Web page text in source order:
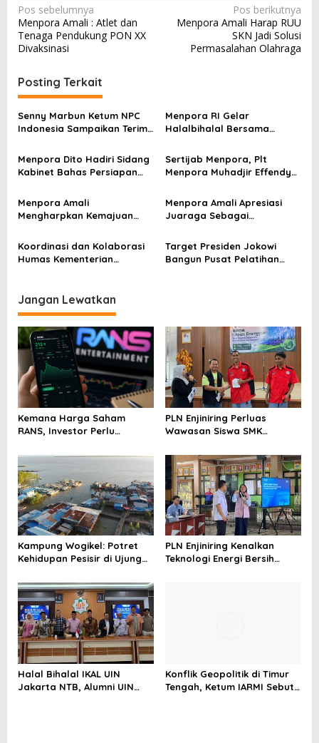
N
a
v
i
g
a
s
i
p
s
Pos sebelumnya
Menpora Amali : Atlet dan
Tenaga Pendukung PON XX
Divaksinasi
Pos berikutnya
Menpora Amali Harap RUU
SKN Jadi Solusi
Permasalahan Olahraga
Posting Terkait
Senny Marbun Ketum NPC
Indonesia Sampaikan Terima
Atas Dukungan Penuhnya
Menpora RI Gelar
Halalbihalal Bersama
Menpora Dito Hadiri Sidang
Kabinet Bahas Persiapan
Sertijab Menpora, Plt
Menpora Muhadjir Effendy
Berjalan dengan Baik
Menpora Amali
Mengharpkan Kemajuan
Menpora Amali Apresiasi
Juaraga Sebagai
merchandise resmi Piala
Dunia U-20
Koordinasi dan Kolaborasi
Humas Kementerian
ASEAN 2023
Target Presiden Jokowi
Bangun Pusat Pelatihan
Jangan Lewatkan
Kemana Harga Saham
RANS, Investor Perlu
Menghindari Spekulasi
Berlebihan
PLN Enjiniring Perluas
Wawasan Siswa SMK
Perubahan Iklim
Kampung Wogikel: Potret
Kehidupan Pesisir di Ujung
Bertahan di Tengah
Keterbatasan
PLN Enjiniring Kenalkan
Teknologi Energi Bersih
Halal Bihalal IKAL UIN
Jakarta NTB, Alumni UIN
Konflik Geopolitik di Timur
Tengah, Ketum IARMI Sebut